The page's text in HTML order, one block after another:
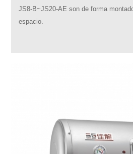
JS8-B~JS20-AE son de forma
espacio.